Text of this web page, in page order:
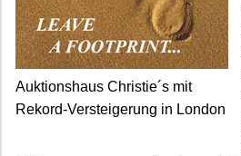
Auktionshaus Christie´s mit
Rekord-Versteigerung in London